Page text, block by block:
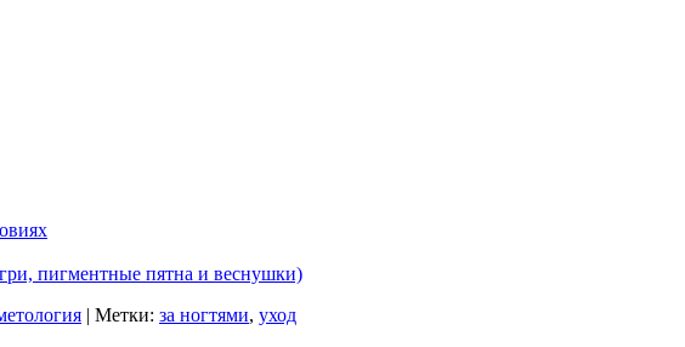
пигментные пятна и веснушки)
| Метки: за ногтями, уход